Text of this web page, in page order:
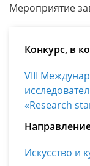
Мероприятие
Конкурс, в
VIII
«Research
Искусство и